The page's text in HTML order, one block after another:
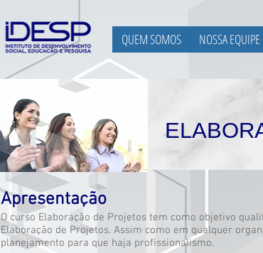
QUEM SOMOS NOSSA EQUIPE
Apresentação
O curso Elaboração de Projetos tem como objetivo
Elaboração de Projetos. Assim como em qualquer
planejamento para que haja profissionalismo.